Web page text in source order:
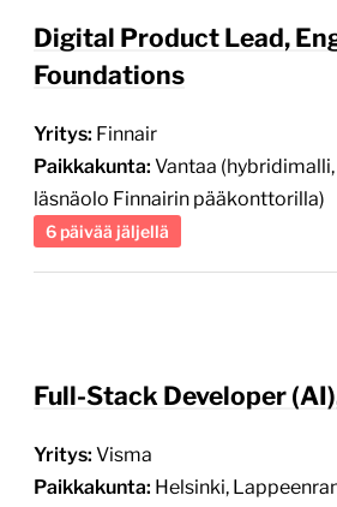
Digital Product Lead,
Foundations
Yritys: Finnair
Paikkakunta: Vantaa
läsnäolo Finnairin pääkonttorilla)
6 päivää jäljellä
Full-Stack Developer
Yritys: Visma
Paikkakunta: Helsinki,